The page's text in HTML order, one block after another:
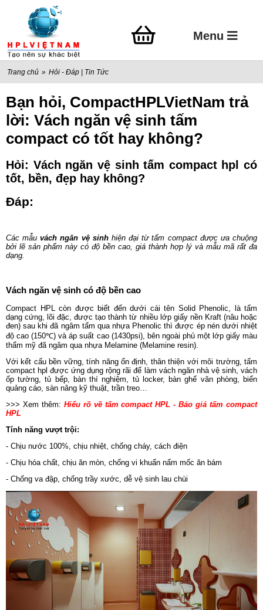
Menu
Trang chủ » Hỏi - Đáp | Tin Tức
Bạn hỏi, CompactHPLVietNam trả
lời: Vách ngăn vệ sinh tấm
compact có tốt hay không?
Hỏi: Vách ngăn vệ sinhtấm compact hpl có
tốt, bền, đẹp hay không?
Đáp:
Các mẫuvách ngăn vệ sinhhiện đại từ tấm compact được ưa chuộng
bởi lẽ sản phẩm này có độ bền cao, giá thành hợp lý và mẫu mã rất đa
dạng.
Vách ngăn vệ sinh có độ bền cao
Compact HPL còn được biết đến dưới cái tên Solid Phenolic, là tấm
dạng cứng, lõi đặc, được tạo thành từ nhiều lớp giấy nền Kraft (nâu hoặc
đen) sau khi đã ngâm tẩm qua nhựa Phenolic thì được ép nén dưới nhiệt
độ cao (150℃) và áp suất cao (1430psi), bên ngoài phủ một lớp giấy màu
thẩm mỹ đã ngâm qua nhựa Melamine (Melamine resin).
Với kết cấu bền vững, tính năng ổn định, thân thiện với môi trường, tấm
compact hpl được ứng dụng rộng rãi để làm vách ngăn nhà vệ sinh, vách
ốp tường, tủ bếp, bàn thí nghiệm, tủ locker, bàn ghế văn phòng, biển
quảng cáo, sàn nâng kỹ thuật, trần treo…
>>> Xem thêm: Hiểu rõ về tấm compact HPL - Báo giá tấm compact
HPL
Tính năng vượt trội:
- Chịu nước 100%, chịu nhiệt, chống cháy, cách điện
- Chịu hóa chất, chịu ăn mòn, chống vi khuẩn nấm mốc ăn bám
- Chống va đập, chống trầy xước, dễ vệ sinh lau chùi